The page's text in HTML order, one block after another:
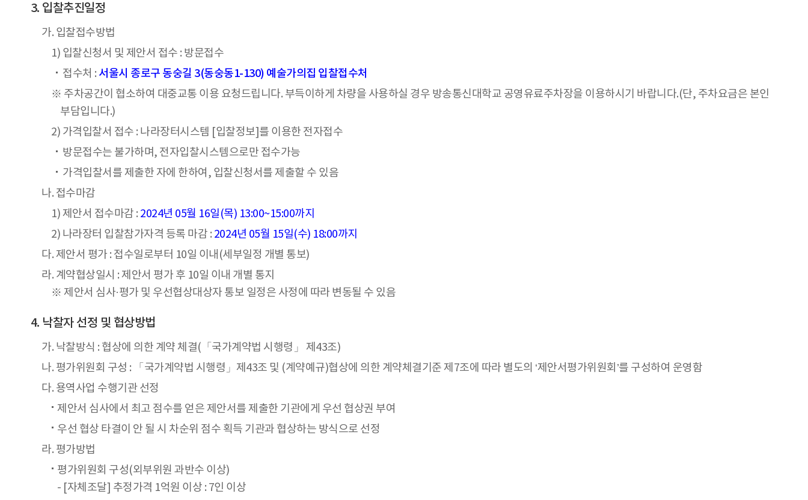
입찰추진일정
가. 입찰접수방법
1) 입찰신청서 및 제안서 접수 : 방문접수
접수처 : 서울시 종로구 동숭길 3(동숭동1-130) 예술가의집 입찰접수처
※ 주차공간이 협소하여 대중교통 이용 요청드립니다. 부득이하게 차량을 사용하실 경우 방송통신대학교 공영유료주차장을 이용하시기 바랍니다.(단, 주차요금은 본인
부담입니다.)
2) 가격입찰서 접수 : 나라장터시스템 [입찰정보]를 이용한 전자접수
방문접수는 불가하며, 전자입찰시스템으로만 접수가능
가격입찰서를 제출한 자에 한하여, 입찰신청서를 제출할 수 있음
나. 접수마감
1) 제안서 접수마감 : 2024년 05월 16일(목) 13:00~15:00까지
2) 나라장터 입찰참가자격 등록 마감 : 2024년 05월 15일(수) 18:00까지
다. 제안서 평가 : 접수일로부터 10일 이내(세부일정 개별 통보)
라. 계약협상일시 : 제안서 평가 후 10일 이내 개별 통지
※ 제안서 심사·평가 및 우선협상대상자 통보 일정은 사정에 따라 변동될 수 있음
낙찰자 선정 및 협상방법
가. 낙찰방식 : 협상에 의한 계약 체결(「국가계약법 시행령」 제43조)
나. 평가위원회 구성 : 「국가계약법 시행령」제43조 및 (계약예규)협상에 의한 계약체결기준 제7조에 따라 별도의 ‘제안서평가위원회’를 구성하여 운영함
다. 용역사업 수행기관 선정
제안서 심사에서 최고 점수를 얻은 제안서를 제출한 기관에게 우선 협상권 부여
우선 협상 타결이 안 될 시 차순위 점수 획득 기관과 협상하는 방식으로 선정
라. 평가방법
평가위원회 구성(외부위원 과반수 이상)
- [자체조달] 추정가격 1억원 이상 : 7인 이상